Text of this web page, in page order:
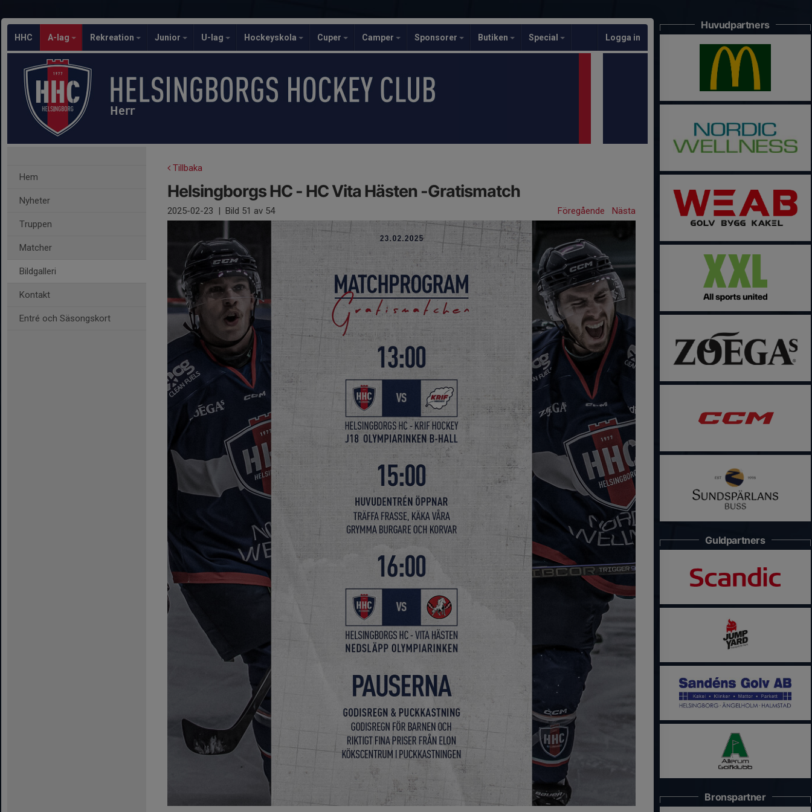
HHC A-lag Rekreation Junior U-lag Hockeyskola Cuper Camper Sponsorer Butiken Special Logga in
Herr
Hem
Nyheter
Truppen
Matcher
Bildgalleri
Kontakt
Entré och Säsongskort
Tillbaka
Helsingborgs HC - HC Vita Hästen -Gratismatch
2025-02-23 | Bild 51 av 54 Föregående Nästa
Huvudpartners
Guldpartners
Bronspartner